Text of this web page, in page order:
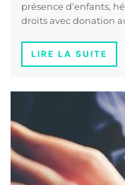
présence d’enfants,
droits avec donation
LIRE LA SUITE